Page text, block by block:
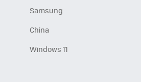
Samsung
China
Windows 11